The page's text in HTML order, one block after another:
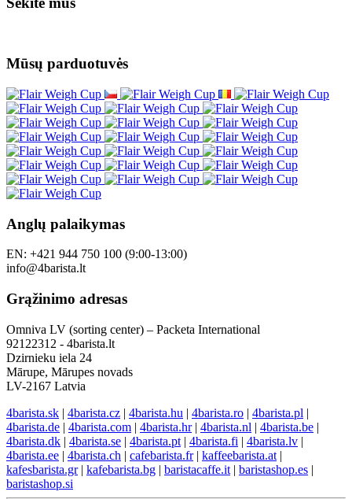
Mūsų parduotuvės
Anglų palaikymas
EN: +421 944 750 100 (9:00-13:00)
info@4barista.lt
Grąžinimo adresas
Omniva LV (sorting center) – Packeta International
92122312 - 4barista.lt
Dzirnieku iela 24
Mārupe, Mārupes novads
LV-2167 Latvia
4barista.sk | 4barista.cz | 4barista.hu | 4barista.ro | 4barista.pl |
4barista.de | 4barista.com | 4barista.hr| 4barista.nl | 4barista.be |
4barista.dk | 4barista.se | 4barista.pt | 4barista.fi | 4barista.lv |
4barista.ee | 4barista.ch | cafebarista.fr| kaffeebarista.at |
kafesbarista.gr| kafebarista.bg | baristacaffe.it | baristashop.es |
baristashop.si